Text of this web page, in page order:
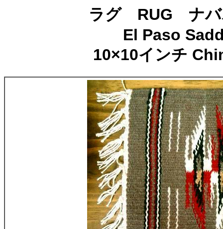
ラグ RUG ナ
El Paso
10×10インチ